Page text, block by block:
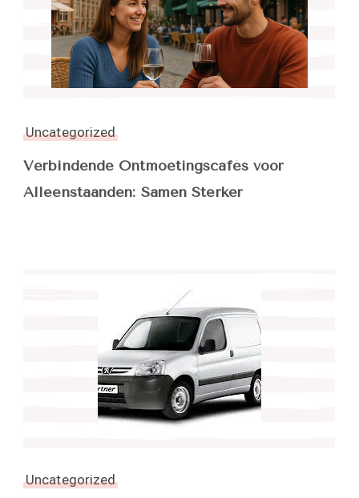
Uncategorized
Verbindende Ontmoetingscafés voor
Alleenstaanden: Samen Sterker
Uncategorized